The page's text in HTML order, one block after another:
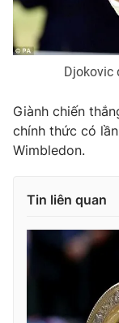
Ðiện thoại Thời báo
Email:
Liên hệ quảng cáo:
® Cấm sao chép
thuận bằng văn
thông tin từ
Djokovic
Giành chiến
chính thức có
Wimbledon.
Tin liên quan